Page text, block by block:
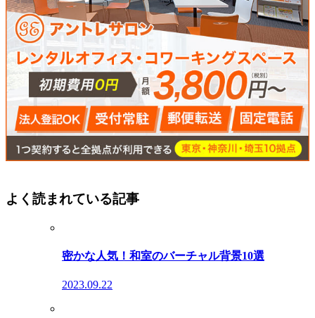
よく読まれている記事
密かな人気！和室のバーチャル背景10選
2023.09.22